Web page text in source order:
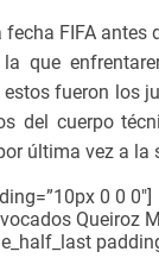
FIFA antes
que
estos fueron los
del cuerpo
última vez a la
0 0 0″]